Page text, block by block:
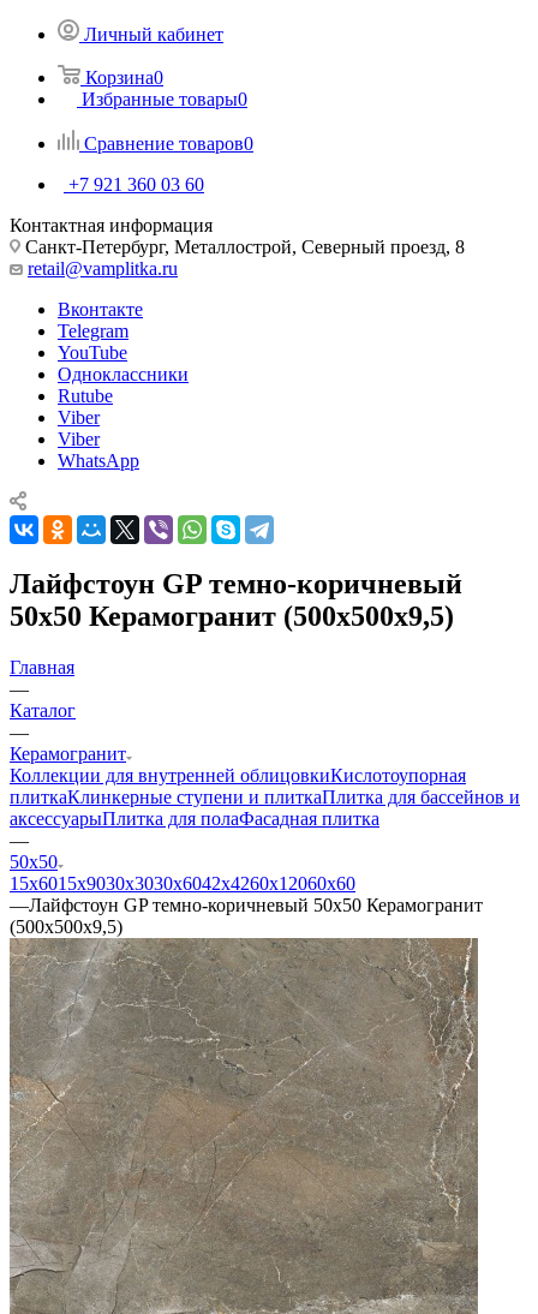
Личный кабинет
Корзина0
Избранные товары0
Сравнение товаров0
+7 921 360 03 60
Контактная информация
Санкт-Петербург, Металлострой, Северный проезд, 8
retail@vamplitka.ru
Вконтакте
Telegram
YouTube
Одноклассники
Rutube
Viber
Viber
WhatsApp
Лайфстоун GP темно-коричневый
50х50 Керамогранит (500x500x9,5)
Главная
—
Каталог
—
Керамогранит
Коллекции для внутренней облицовкиКислотоупорная
плиткаКлинкерные ступени и плиткаПлитка для бассейнов и
аксессуарыПлитка для полаФасадная плитка
—
50х50
15х6015x9030х3030х6042х4260х12060х60
—Лайфстоун GP темно-коричневый 50х50 Керамогранит
(500x500x9,5)